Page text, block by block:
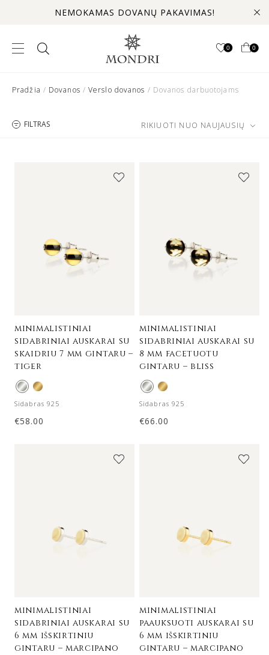
NEMOKAMAS DOVANŲ PAKAVIMAS!
0 0
Pradžia / Dovanos /Verslo dovanos / Dovanos darbuotojams
FILTRAS RIKIUOTI NUO NAUJAUSIŲ
minimalistiniai
sidabriniai auskarai su
skaidriu 7 mm gintaru –
tiger
Sidabras 925
€58.00
minimalistiniai
sidabriniai auskarai su
8 mm facetuotu
gintaru – bliss
Sidabras 925
€66.00
minimalistiniai
sidabriniai auskarai su
6 mm išskirtiniu
gintaru – marcipano
minimalistiniai
paauksuoti auskarai su
6 mm išskirtiniu
gintaru – marcipano